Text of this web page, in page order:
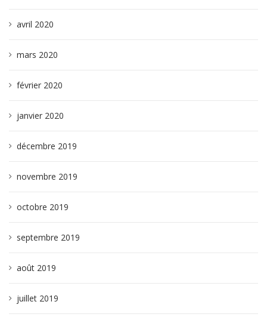
avril 2020
mars 2020
février 2020
janvier 2020
décembre 2019
novembre 2019
octobre 2019
septembre 2019
août 2019
juillet 2019